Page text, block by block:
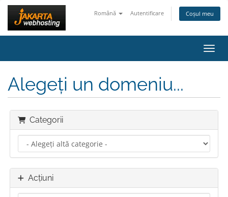
Română Autentificare Coșul meu
Alegeți un domeniu...
Categorii
Acțiuni